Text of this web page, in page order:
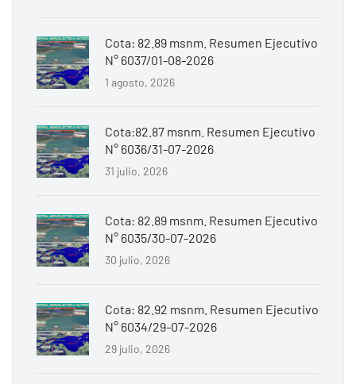
Cota: 82.89 msnm. Resumen Ejecutivo
N° 6037/01-08-2026
1 agosto, 2026
Cota:82.87 msnm. Resumen Ejecutivo
N° 6036/31-07-2026
31 julio, 2026
Cota: 82.89 msnm. Resumen Ejecutivo
N° 6035/30-07-2026
30 julio, 2026
Cota: 82.92 msnm. Resumen Ejecutivo
N° 6034/29-07-2026
29 julio, 2026